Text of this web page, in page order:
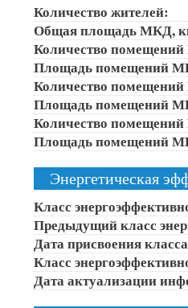
Количество жителей:
Общая площадь МКД,
Количество
Площадь помещений
Количество
Площадь помещений
Количество
Площадь помещений
Энергетическая
Класс
Предыдущий класс
Дата присвоения
Класс
Дата актуализации